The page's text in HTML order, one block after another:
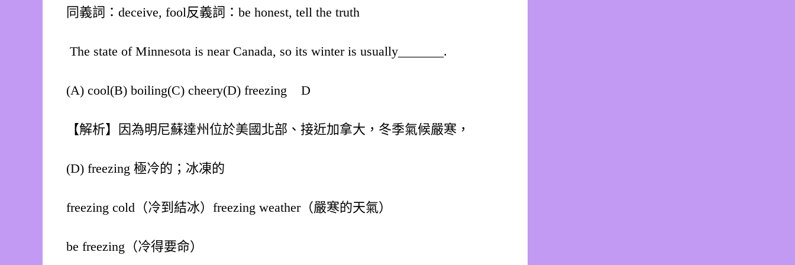
同義詞：deceive, fool反義詞：be honest, tell the truth
The state of Minnesota is near Canada, so its winter is usually_______.
(A) cool(B) boiling(C) cheery(D) freezing D
【解析】因為明尼蘇達州位於美國北部、接近加拿大，冬季氣候嚴寒，
(D) freezing 極冷的；冰凍的
freezing cold（冷到結冰）freezing weather（嚴寒的天氣）
be freezing（冷得要命）